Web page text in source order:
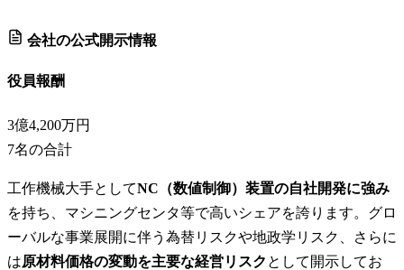
会社の公式開示情報
役員報酬
3億4,200万円
7名の合計
工作機械大手としてNC（数値制御）装置の自社開発に強み
を持ち、マシニングセンタ等で高いシェアを誇ります。グロ
ーバルな事業展開に伴う為替リスクや地政学リスク、さらに
は原材料価格の変動を主要な経営リスク として開示してお